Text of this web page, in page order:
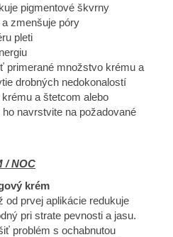
pigmentové škvrny
a zmenšuje póry
pleti
primerané množstvo krému a
drobných nedokonalostí
a štetcom alebo
navrstvite na požadované
/ NOC
krém
prvej aplikácie redukuje
pri strate pevnosti a jasu.
problém s ochabnutou